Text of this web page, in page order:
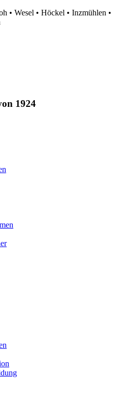
• Wesel • Höckel • Inzmühlen •
1924